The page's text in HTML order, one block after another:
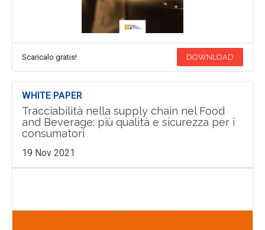
Scaricalo gratis! DOWNLOAD
WHITE PAPER
Tracciabilità nella supply chain nel Food
and Beverage: più qualità e sicurezza per i
consumatori
19 Nov 2021